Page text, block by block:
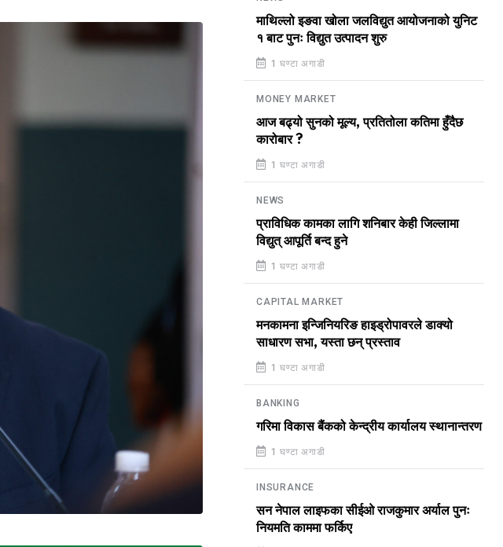
माथिल्लो इङवा खोला जलविद्युत आयोजनाको युनिट
१ बाट पुनः विद्युत उत्पादन शुरु
1 घण्टा अगाडी
MONEY MARKET
आज बढ्यो सुनको मूल्य, प्रतितोला कतिमा हुँदैछ
कारोबार ?
1 घण्टा अगाडी
NEWS
प्राविधिक कामका लागि शनिबार केही जिल्लामा
विद्युत् आपूर्ति बन्द हुने
1 घण्टा अगाडी
CAPITAL MARKET
मनकामना इन्जिनियरिङ हाइड्रोपावरले डाक्यो
साधारण सभा, यस्ता छन् प्रस्ताव
1 घण्टा अगाडी
BANKING
गरिमा विकास बैंकको केन्द्रीय कार्यालय स्थानान्तरण
1 घण्टा अगाडी
INSURANCE
सन नेपाल लाइफका सीईओ राजकुमार अर्याल पुनः
नियमति काममा फर्किए